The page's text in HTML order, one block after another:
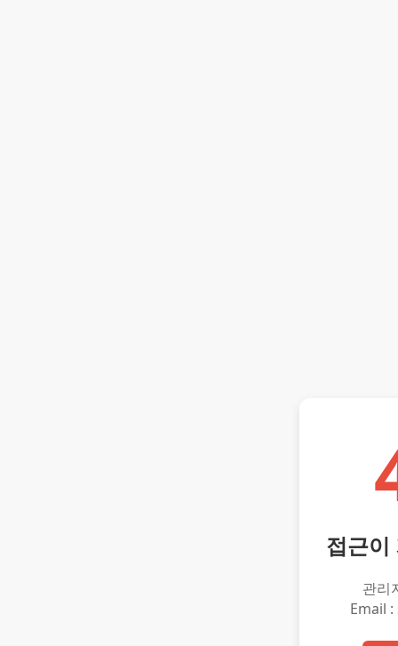
접근이
관리
Email